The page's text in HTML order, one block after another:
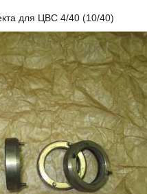
для ЦВС 4/40 (10/40)